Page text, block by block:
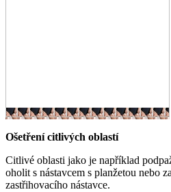
Ošetření citlivých oblastí
Citlivé oblasti jako je například
oholit s nástavcem s planžetou nebo
zastřihovacího nástavce.